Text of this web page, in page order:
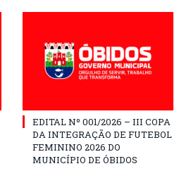
EDITAL Nº 001/2026 – III COPA
DA INTEGRAÇÃO DE FUTEBOL
FEMININO 2026 DO
MUNICÍPIO DE ÓBIDOS